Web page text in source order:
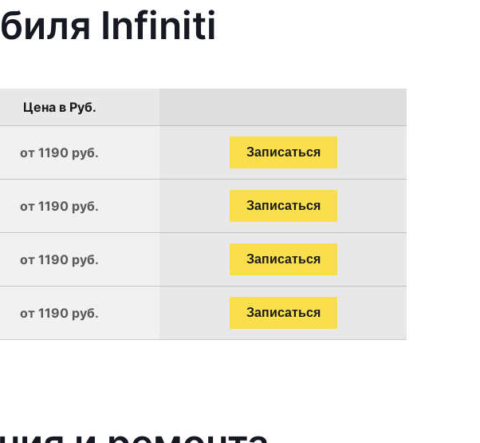
Infiniti
Цена в Руб.
от 1190 руб. Записаться
от 1190 руб. Записаться
от 1190 руб. Записаться
от 1190 руб. Записаться